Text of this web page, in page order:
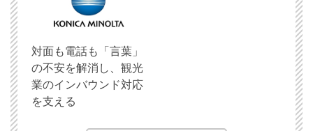
対面も電話も「言葉」
の不安を解消し、観光
業のインバウンド対応
を支える